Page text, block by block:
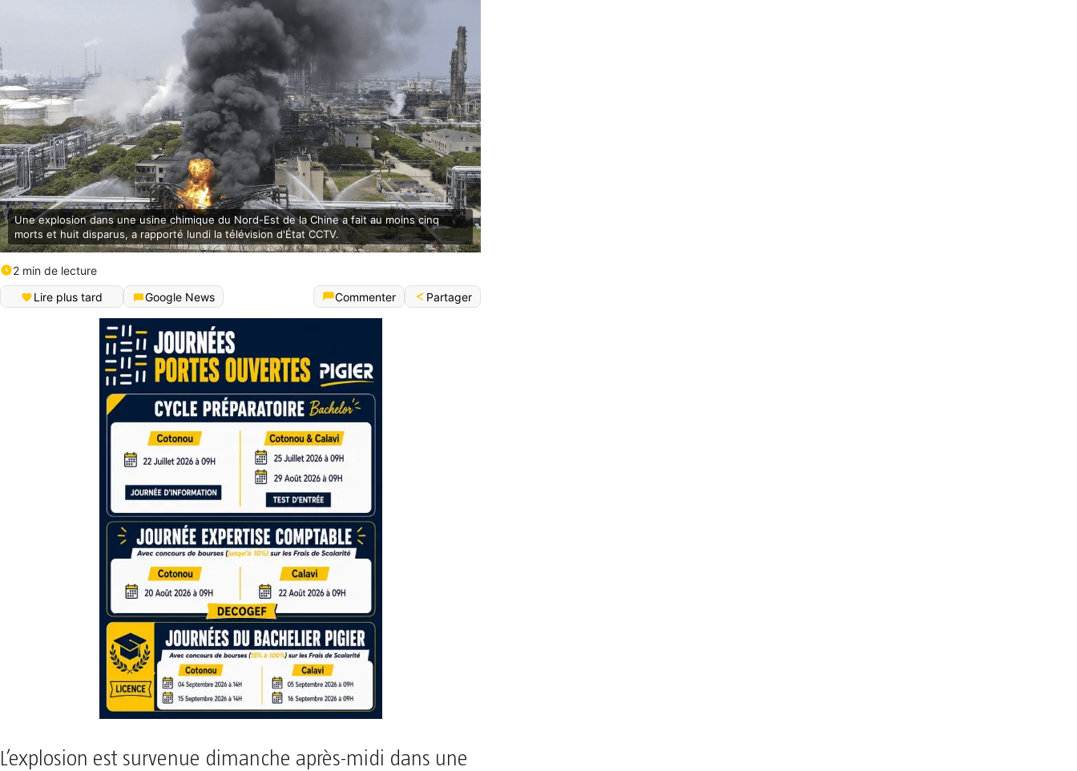
Une explosion dans une usine chimique du Nord-Est de la Chine a fait au moins cinq
morts et huit disparus, a rapporté lundi la télévision d'État CCTV.
2 min de lecture
Lire plus tard
Google News Commenter Partager
L’explosion est survenue dimanche après-midi dans une